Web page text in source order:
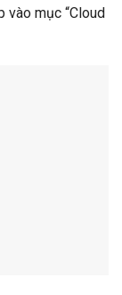
vào mục “Cloud